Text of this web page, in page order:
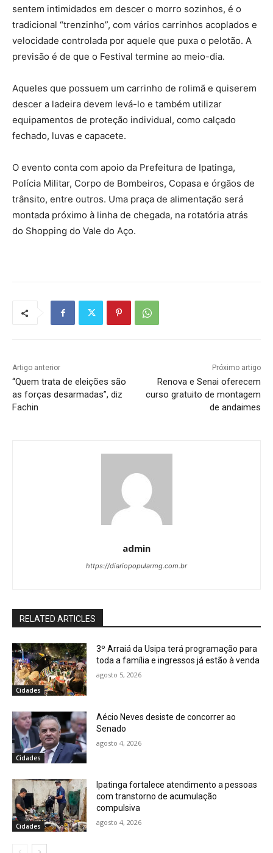
sentem intimidados em descer o morro sozinhos, é o
tradicional “trenzinho”, com vários carrinhos acoplados e
velocidade controlada por aquele que puxa o pelotão. A
previsão é de que o Festival termine ao meio-dia.
Aqueles que possuem um carrinho de rolimã e quiserem
descer a ladeira devem levá-lo e também utilizar
equipamentos de proteção individual, como calçado
fechado, luvas e capacete.
O evento conta com apoio da Prefeitura de Ipatinga,
Polícia Militar, Corpo de Bombeiros, Copasa e órgãos de
trânsito, entre outros. Uma praça de alimentação será
montada próximo à linha de chegada, na rotatória atrás
do Shopping do Vale do Aço.
Artigo anterior
“Quem trata de eleições são
as forças desarmadas”, diz
Fachin
Próximo artigo
Renova e Senai oferecem
curso gratuito de montagem
de andaimes
admin
https://diariopopularmg.com.br
RELATED ARTICLES
Cidades
3º Arraiá da Usipa terá programação para
toda a família e ingressos já estão à venda
agosto 5, 2026
Cidades
Aécio Neves desiste de concorrer ao
Senado
agosto 4, 2026
Cidades
Ipatinga fortalece atendimento a pessoas
com transtorno de acumulação
compulsiva
agosto 4, 2026